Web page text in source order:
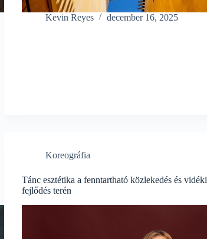
Kevin Reyes december 16, 2025
Koreográfia
Tánc esztétika a fenntartható közlekedés és vidéki
fejlődés terén